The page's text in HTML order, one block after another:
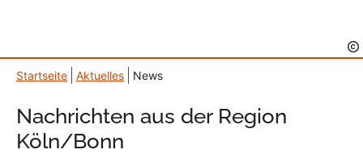
Startseite Aktuelles News
Nachrichten aus der Region
Köln/Bonn